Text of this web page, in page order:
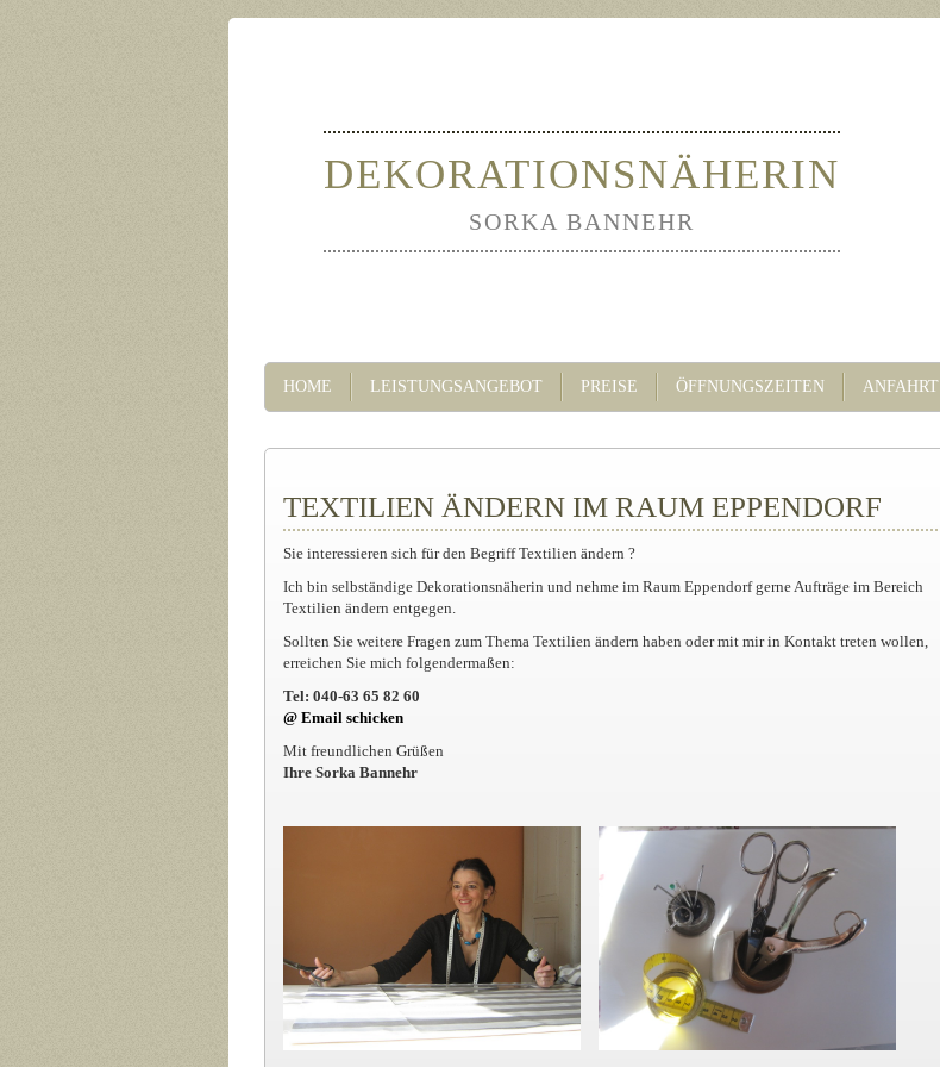
DEKORATIONSNÄHERIN
SORKA BANNEHR
HOME LEISTUNGSANGEBOT PREISE ÖFFNUNGSZEITEN ANFAHRT
TEXTILIEN ÄNDERN IM RAUM EPPENDORF
Sie interessieren sich für den Begriff Textilien ändern ?
Ich bin selbständige Dekorationsnäherin und nehme im Raum Eppendorf gerne Aufträge im Bereich
Textilien ändern entgegen.
Sollten Sie weitere Fragen zum Thema Textilien ändern haben oder mit mir in Kontakt treten wollen,
erreichen Sie mich folgendermaßen:
Tel: 040-63 65 82 60
@ Email schicken
Mit freundlichen Grüßen
Ihre Sorka Bannehr